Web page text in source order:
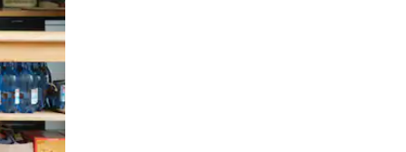
pomocą gestów dotykowych lub przesuwania.